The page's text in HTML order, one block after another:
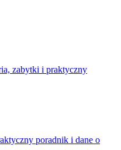
zabytki i praktyczny
poradnik i dane o